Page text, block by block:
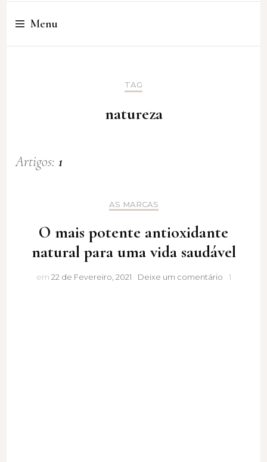
Cristina Amaro
Menu
TAG
natureza
Artigos:1
AS MARCAS
O mais potente antioxidante
natural para uma vida saudável
em 22 de Fevereiro, 2021 Deixe um comentárioO1